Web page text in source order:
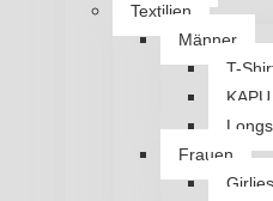
Textilien
Männer
T-
KAPU
Frauen
Girlies